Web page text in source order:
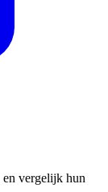
en vergelijk hun